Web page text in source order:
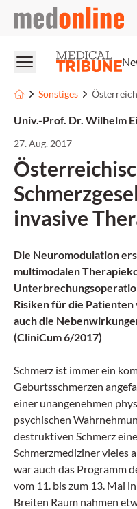
medonline
Sonstiges
Univ.-Prof. Dr. Wilhelm
27. Aug. 2017
invasive
Die Neuromodulation
multimodalen
Risiken für die
auch die
(CliniCum 6/2017)
Schmerz ist immer ein
Geburtsschmerzen
einer unangenehmen
psychischen
destruktiven Schmerz
Schmerzmediziner vieles
war auch das Programm
vom 11. bis zum 13. Mai
Breiten Raum nahmen